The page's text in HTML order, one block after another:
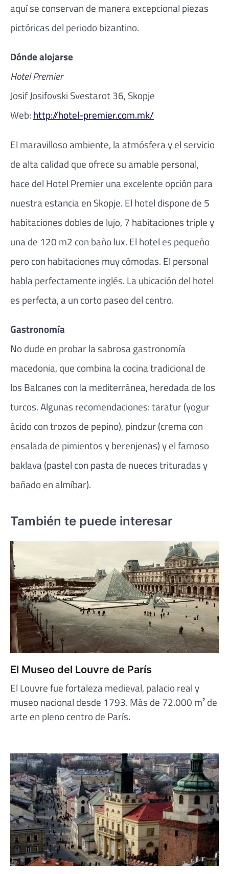
aquí se conservan de manera excepcional piezas
pictóricas del periodo bizantino.
Dónde alojarse
Hotel Premier
Josif Josifovski Svestarot 36, Skopje
Web: http://hotel-premier.com.mk/
El maravilloso ambiente, la atmósfera y el servicio
de alta calidad que ofrece su amable personal,
hace del Hotel Premier una excelente opción para
nuestra estancia en Skopje. El hotel dispone de 5
habitaciones dobles de lujo, 7 habitaciones triple y
una de 120 m2 con baño lux. El hotel es pequeño
pero con habitaciones muy cómodas. El personal
habla perfectamente inglés. La ubicación del hotel
es perfecta, a un corto paseo del centro.
Gastronomía
No dude en probar la sabrosa gastronomía
macedonia, que combina la cocina tradicional de
los Balcanes con la mediterránea, heredada de los
turcos. Algunas recomendaciones: taratur (yogur
ácido con trozos de pepino), pindzur (crema con
ensalada de pimientos y berenjenas) y el famoso
baklava (pastel con pasta de nueces trituradas y
bañado en almíbar).
También te puede interesar
El Museo del Louvre de París
El Louvre fue fortaleza medieval, palacio real y
museo nacional desde 1793. Más de 72.000 m² de
arte en pleno centro de París.